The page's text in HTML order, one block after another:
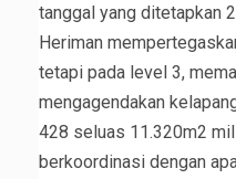
tanggal yang ditetapkan
Heriman
tetapi pada level 3,
mengagendakan
428 seluas 11.320m2
berkoordinasi dengan